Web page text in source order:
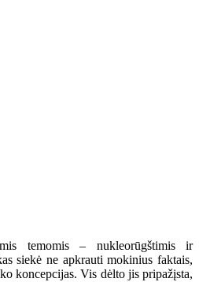
temomis – nukleorūgštimis ir
siekė ne apkrauti mokinius faktais,
koncepcijas. Vis dėlto jis pripažįsta,